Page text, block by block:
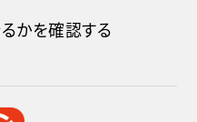
かを確認する